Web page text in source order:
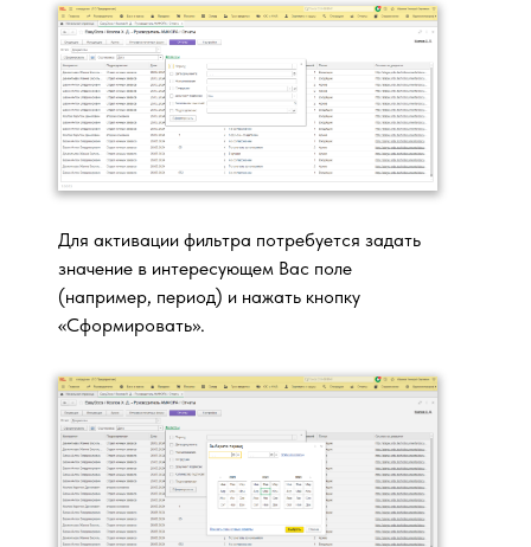
Для активации фильтра потребуется задать
значение в интересующем Вас поле
(например, период) и нажать кнопку
«Сформировать».